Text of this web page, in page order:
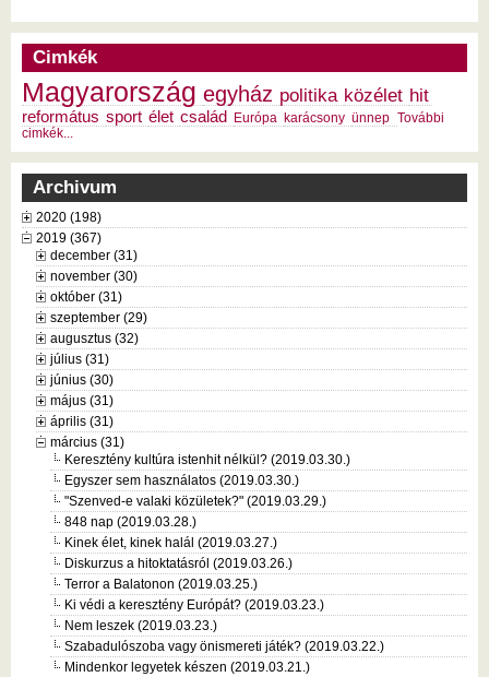
Cimkék
Magyarország egyház politika közélet hit
református sport élet család Európa karácsony ünnep További
cimkék...
Archivum
2020 (198)
2019 (367)
december (31)
november (30)
október (31)
szeptember (29)
augusztus (32)
július (31)
június (30)
május (31)
április (31)
március (31)
Keresztény kultúra istenhit nélkül? (2019.03.30.)
Egyszer sem használatos (2019.03.30.)
"Szenved-e valaki közületek?" (2019.03.29.)
848 nap (2019.03.28.)
Kinek élet, kinek halál (2019.03.27.)
Diskurzus a hitoktatásról (2019.03.26.)
Terror a Balatonon (2019.03.25.)
Ki védi a keresztény Európát? (2019.03.23.)
Nem leszek (2019.03.23.)
Szabadulószoba vagy önismereti játék? (2019.03.22.)
Mindenkor legyetek készen (2019.03.21.)